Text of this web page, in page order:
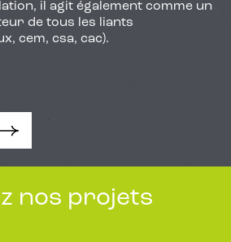
il agit également comme un
de tous les liants
cem, csa, cac).
nos projets